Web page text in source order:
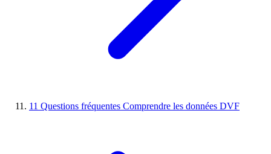
11 Questions fréquentes Comprendre les données DVF